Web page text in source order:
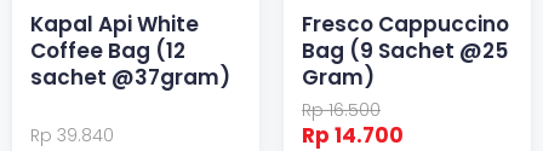
Kapal Api White
Coffee Bag (12
sachet @37gram)
Rp 39.840
Fresco Cappuccino
Bag (9 Sachet @25
Gram)
Rp 16.500
Rp 14.700